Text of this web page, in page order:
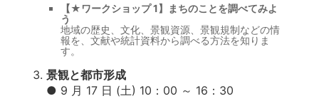
【★ワークショップ 1】まちのことを調べてみよ
う
地域の歴史、文化、景観資源、景観規制などの情
報を、文献や統計資料から調べる方法を知りま
す。
景観と都市形成
● 9 月 17 日 (土) 10：00 ～ 16：30